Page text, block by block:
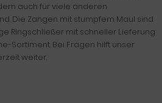
auch für viele anderen
Die Zangen mit stumpfem Maul sind
Ringschließer mit schneller Lieferung
Sortiment. Bei Fragen hilft unser
weiter.